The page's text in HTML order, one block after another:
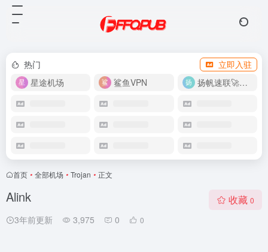
热门
立即入驻
星途机场
鲨鱼VPN 扬帆速联🚀很快
首页 • 全部机场 • Trojan • 正文
Alink
3年前更新 3,975 0 0
收藏 0